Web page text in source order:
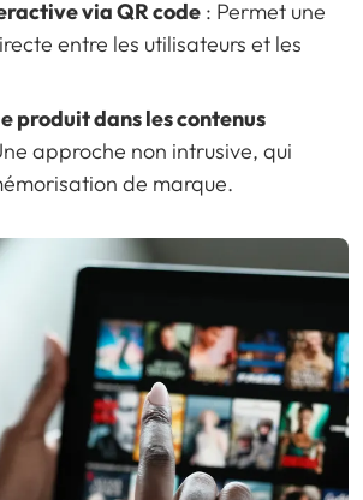
via QR code : Permet une
entre les utilisateurs et les
produit dans les contenus
approche non intrusive, qui
de marque.